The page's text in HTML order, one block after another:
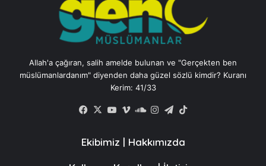
Allah'a çağıran, salih amelde bulunan ve "Gerçekten ben
müslümanlardanım" diyenden daha güzel sözlü kimdir? Kuranı
Kerim: 41/33
Facebook
X YouTube
VimeoSoundCloud
Instagram
Telegram
Ekibimiz | Hakkımızda